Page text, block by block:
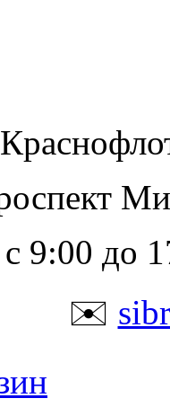
9:00 до
✉️